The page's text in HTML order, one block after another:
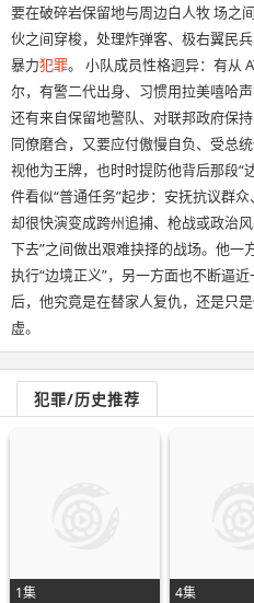
要在破碎岩保留地与周边白人牧 场之
伙之间穿梭，处理炸弹客、极右翼民
暴力犯罪。 小队成员性格迥异：有从
尔，有警二代出身、习惯用拉美嘻哈
还有来自保留地警队、对联邦政府保
同僚磨合，又要应付傲慢自负、受总
视他为王牌，也时时提防他背后那段“
件看似“普通任务”起步：安抚抗议群
却很快演变成跨州追捕、枪战或政治
下去”之间做出艰难抉择的战场。他一
执行“边境正义”，另一方面也不断逼
后，他究竟是在替家人复仇，还是只
虚。
犯罪/历史推荐
1集 4集